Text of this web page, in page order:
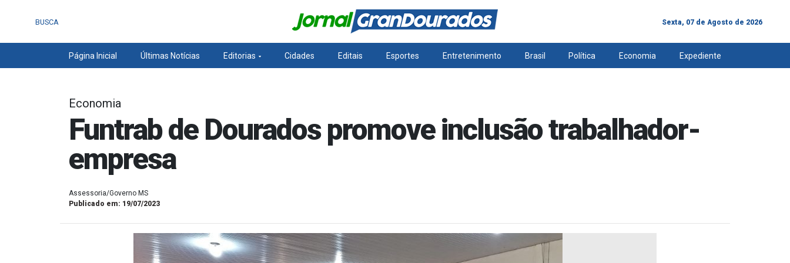
BUSCA Sexta, 07 de Agosto de 2026
Página Inicial Últimas Notícias Editorias Cidades Editais Esportes Entretenimento Brasil Política Economia Expediente
Economia
Funtrab de Dourados promove inclusão trabalhador-
empresa
Assessoria/Governo MS
Publicado em: 19/07/2023